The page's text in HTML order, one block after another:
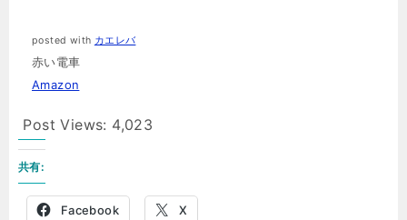
posted with カエレバ
赤い電車
Amazon
Post Views: 4,023
共有:
Facebook X